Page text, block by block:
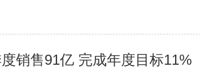
销售91亿 完成年度目标11%